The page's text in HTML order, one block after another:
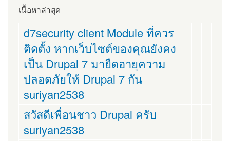
เนื้อหาล่าสุด
d7security client Module ที่ควร
ติดตั้ง หากเว็บไซต์ของคุณยังคง
เป็น Drupal 7 มายืดอายุความ
ปลอดภัยให้ Drupal 7 กัน
suriyan2538
สวัสดีเพื่อนชาว Drupal ครับ
suriyan2538